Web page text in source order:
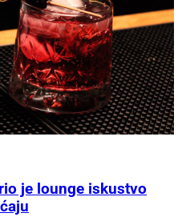
je lounge iskustvo